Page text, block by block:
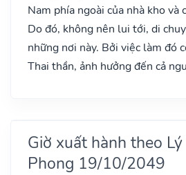
Nam phía ngoài của nhà kho và
Do đó, không nên lui tới, di
những nơi này. Bởi việc làm đó
Thai thần, ảnh hưởng đến cả
Giờ xuất hành theo
Phong 19/10/2049